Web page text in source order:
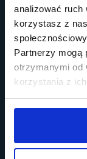
analizować ruch
korzystasz z
Partnerzy mogą
otrzymanymi od
korzystania z ich